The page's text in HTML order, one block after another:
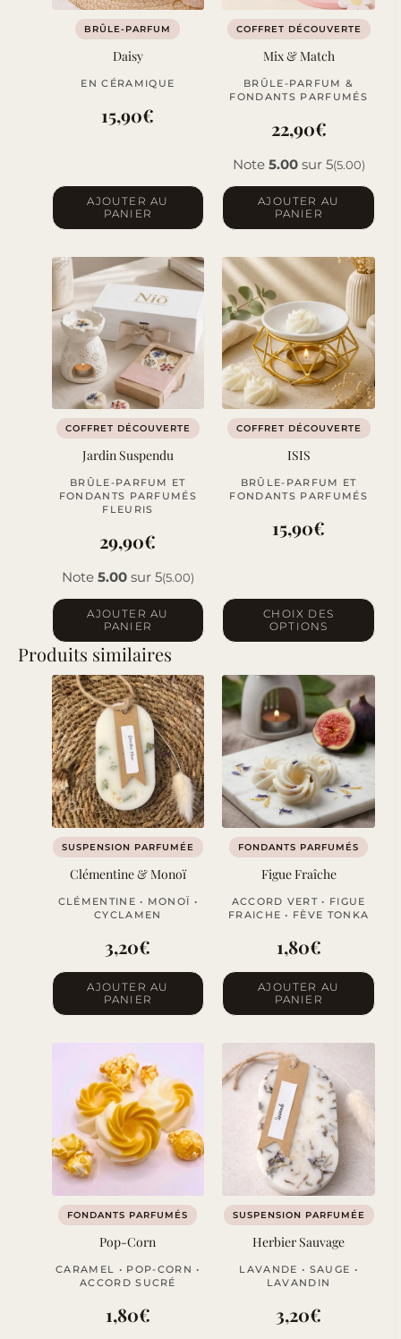
BRÛLE-PARFUM
Daisy
EN CÉRAMIQUE
15,90€
AJOUTER AU
PANIER
COFFRET DÉCOUVERTE
Mix & Match
BRÛLE-PARFUM &
FONDANTS PARFUMÉS
22,90€
Note 5.00sur 5(5.00)
AJOUTER AU
PANIER
COFFRET DÉCOUVERTE
Jardin Suspendu
BRÛLE-PARFUM ET
FONDANTS PARFUMÉS
FLEURIS
29,90€
Note 5.00sur 5(5.00)
AJOUTER AU
PANIER
COFFRET DÉCOUVERTE
ISIS
BRÛLE-PARFUM ET
FONDANTS PARFUMÉS
15,90€
CHOIX DES
OPTIONS
Ce
produit
plusieurs
variations.
Les
options
peuvent
être
choisies
sur
du
Produits similaires
SUSPENSION PARFUMÉE
Clémentine & Monoï
CLÉMENTINE • MONOÏ •
CYCLAMEN
3,20€
AJOUTER AU
PANIER
FONDANTS PARFUMÉS
Figue Fraîche
ACCORD VERT • FIGUE
FRAICHE • FÈVE TONKA
1,80€
AJOUTER AU
PANIER
FONDANTS PARFUMÉS
Pop-Corn
CARAMEL • POP-CORN •
ACCORD SUCRÉ
1,80€
SUSPENSION PARFUMÉE
Herbier Sauvage
LAVANDE • SAUGE •
LAVANDIN
3,20€